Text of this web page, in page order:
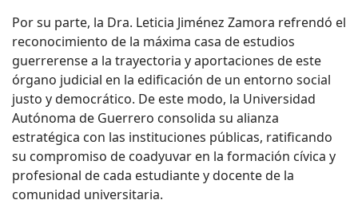
Por su parte, la Dra. Leticia Jiménez Zamora refrendó el
reconocimiento de la máxima casa de estudios
guerrerense a la trayectoria y aportaciones de este
órgano judicial en la edificación de un entorno social
justo y democrático. De este modo, la Universidad
Autónoma de Guerrero consolida su alianza
estratégica con las instituciones públicas, ratificando
su compromiso de coadyuvar en la formación cívica y
profesional de cada estudiante y docente de la
comunidad universitaria.